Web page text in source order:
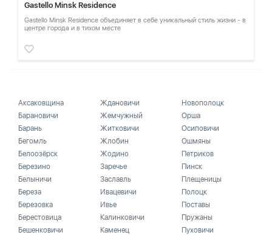
Gastello Minsk Residence
Gastello Minsk Residence объединяет в себе уникальный стиль жизни - в
центре города и в тихом месте
Аксаковщина
Барановичи
Барань
Бегомль
Белоозёрск
Березино
Белыничи
Береза
Березовка
Берестовица
Бешенковичи
Ждановичи
Жемчужный
Житковичи
Жлобин
Жодино
Заречье
Заславль
Ивацевичи
Ивье
Калинковичи
Каменец
Новополоцк
Орша
Осиповичи
Ошмяны
Петриков
Пинск
Плещеницы
Полоцк
Поставы
Пружаны
Пуховичи